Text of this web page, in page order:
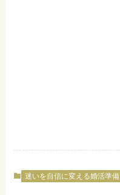
迷いを自信に変える婚活準備